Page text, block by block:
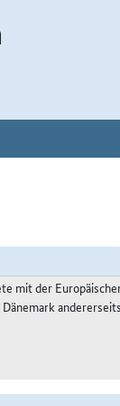
mit der